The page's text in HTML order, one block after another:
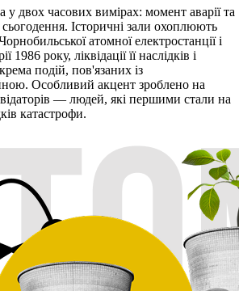
у двох часових вимірах: момент аварії та
і сьогодення. Історичні зали охоплюють
атомної електростанції і
1986 року, ліквідації її наслідків і
подій, пов'язаних із
Особливий акцент зроблено на
— людей, які першими стали на
катастрофи.